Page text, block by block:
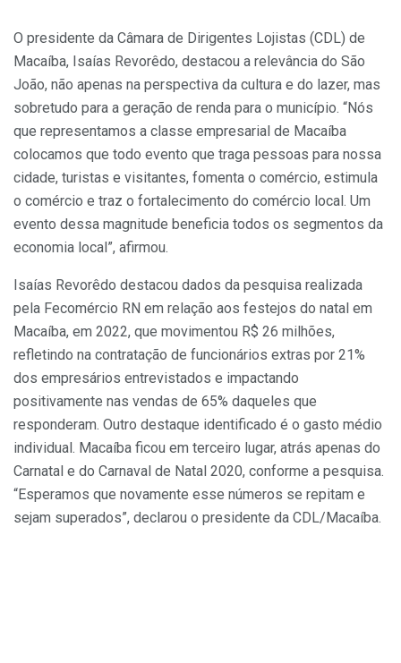
O presidente da Câmara de Dirigentes Lojistas (CDL) de
Macaíba, Isaías Revorêdo, destacou a relevância do São
João, não apenas na perspectiva da cultura e do lazer, mas
sobretudo para a geração de renda para o município. “Nós
que representamos a classe empresarial de Macaíba
colocamos que todo evento que traga pessoas para nossa
cidade, turistas e visitantes, fomenta o comércio, estimula
o comércio e traz o fortalecimento do comércio local. Um
evento dessa magnitude beneficia todos os segmentos da
economia local”, afirmou.
Isaías Revorêdo destacou dados da pesquisa realizada
pela Fecomércio RN em relação aos festejos do natal em
Macaíba, em 2022, que movimentou R$ 26 milhões,
refletindo na contratação de funcionários extras por 21%
dos empresários entrevistados e impactando
positivamente nas vendas de 65% daqueles que
responderam. Outro destaque identificado é o gasto médio
individual. Macaíba ficou em terceiro lugar, atrás apenas do
Carnatal e do Carnaval de Natal 2020, conforme a pesquisa.
“Esperamos que novamente esse números se repitam e
sejam superados”, declarou o presidente da CDL/Macaíba.